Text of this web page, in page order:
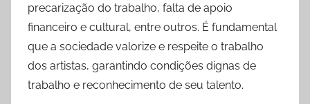
precarização do trabalho, falta de apoio
financeiro e cultural, entre outros. É fundamental
que a sociedade valorize e respeite o trabalho
dos artistas, garantindo condições dignas de
trabalho e reconhecimento de seu talento.